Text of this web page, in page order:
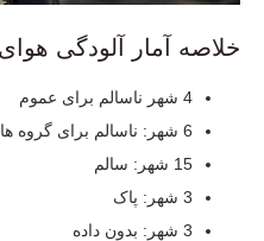
خلاصه آمار آلودگی
4 شهر ناسالم برای عموم
6 شهر: ناسالم برای گروه های حساس
15 شهر: سالم
3 شهر: پاک
3 شهر: بدون داده